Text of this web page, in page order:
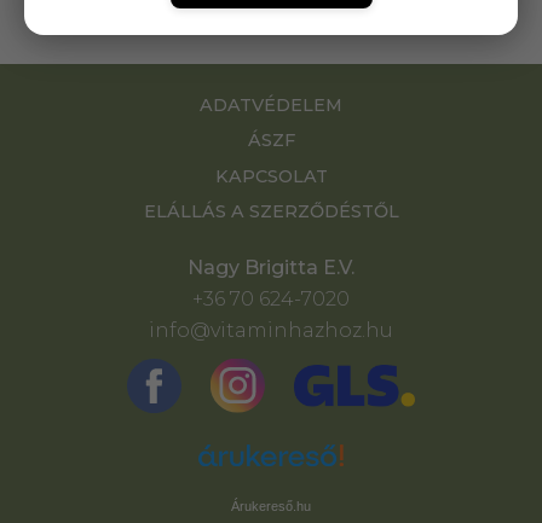
ADATVÉDELEM
ÁSZF
KAPCSOLAT
ELÁLLÁS A SZERZŐDÉSTŐL
Nagy Brigitta E.V.
+36 70 624-7020
info@vitaminhazhoz.hu
Árukereső.hu